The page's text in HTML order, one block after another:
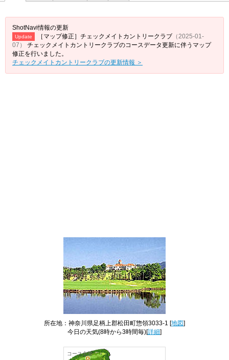
ShotNavi情報の更新
Update ［マップ修正］チェックメイトカントリークラブ （2025-01-
07）
チェックメイトカントリークラブのコースデータ更新に伴うマップ
修正を行いました。
チェックメイトカントリークラブの更新情報 ＞
所在地：神奈川県足柄上郡松田町惣領3033-1 [地図]
今日の天気(8時から3時間毎)[詳細]
コース全景